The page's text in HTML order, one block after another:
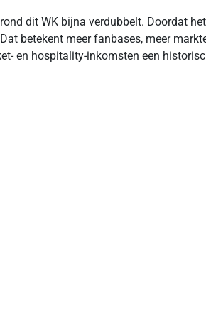
dit WK bijna verdubbelt. Doordat
betekent meer fanbases, meer
en hospitality-inkomsten een